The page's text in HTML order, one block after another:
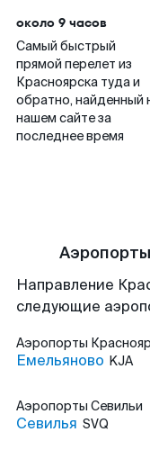
около 9 часов
Самый быстрый
прямой перелет из
Красноярска туда и
обратно, найденный
нашем сайте за
последнее время
Направление
следующие
Аэропорты
Емельяново KJA
Аэропорты Севильи
Севилья SVQ